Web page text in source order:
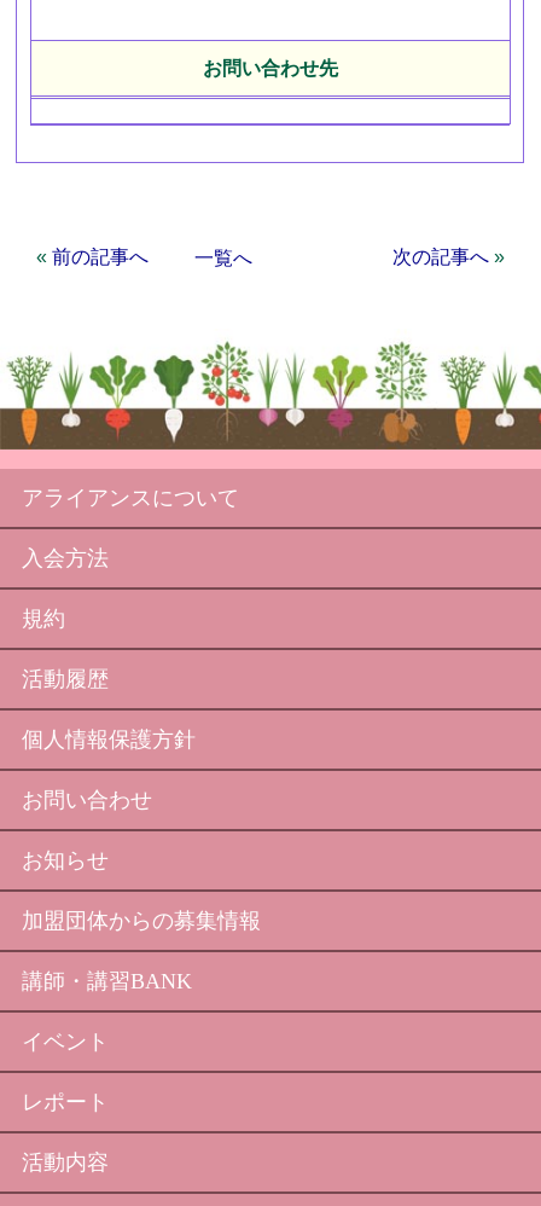
お問い合わせ先
«前の記事へ 一覧へ 次の記事へ»
アライアンスについて
入会方法
規約
活動履歴
個人情報保護方針
お問い合わせ
お知らせ
加盟団体からの募集情報
講師・講習BANK
イベント
レポート
活動内容